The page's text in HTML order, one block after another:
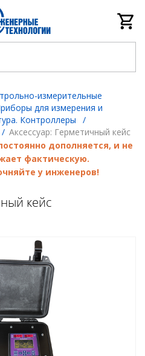
измерительные
для измерения и
Контроллеры
/
/ Аксессуар: Герметичный кейс
дополняется, и не
фактическую.
у инженеров!
кейс